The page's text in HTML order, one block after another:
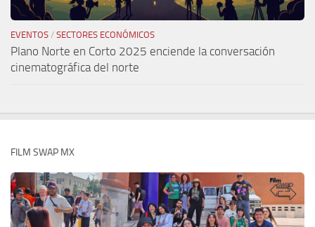
EVENTOS / SECTORES ECONÓMICOS
Plano Norte en Corto 2025 enciende la conversación
cinematográfica del norte
FILM SWAP MX